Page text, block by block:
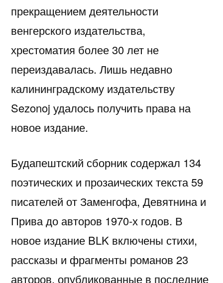
прекращением деятельности
венгерского издательства,
хрестоматия более 30 лет не
переиздавалась. Лишь недавно
калининградскому издательству
Sezonoj удалось получить права на
новое издание.
Будапештский сборник содержал 134
поэтических и прозаических текста 59
писателей от Заменгофа, Девятнина и
Прива до авторов 1970-х годов. В
новое издание BLK включены стихи,
рассказы и фрагменты романов 23
авторов, опубликованные в последние